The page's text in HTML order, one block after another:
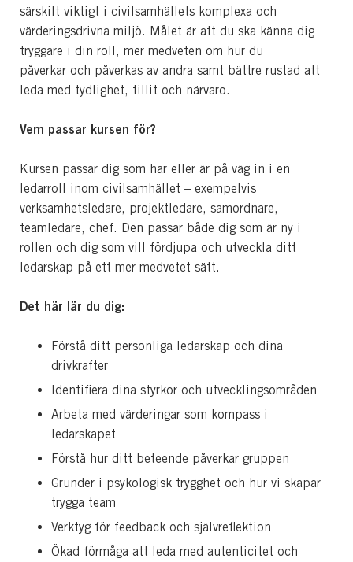
särskilt viktigt i civilsamhällets komplexa och
värderingsdrivna miljö. Målet är att du ska känna dig
tryggare i din roll, mer medveten om hur du
påverkar och påverkas av andra samt bättre rustad att
leda med tydlighet, tillit och närvaro.
Vem passar kursen för?
Kursen passar dig som har eller är på väg in i en
ledarroll inom civilsamhället – exempelvis
verksamhetsledare, projektledare, samordnare,
teamledare, chef. Den passar både dig som är ny i
rollen och dig som vill fördjupa och utveckla ditt
ledarskap på ett mer medvetet sätt.
Det här lär du dig:
Förstå ditt personliga ledarskap och dina
drivkrafter
Identifiera dina styrkor och utvecklingsområden
Arbeta med värderingar som kompass i
ledarskapet
Förstå hur ditt beteende påverkar gruppen
Grunder i psykologisk trygghet och hur vi skapar
trygga team
Verktyg för feedback och självreflektion
Ökad förmåga att leda med autenticitet och